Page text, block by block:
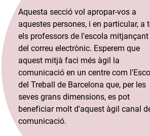
Aquesta secció vol apropar-vos a
aquestes persones, i en particular, a
els professors de l'escola
del correu electrònic. Esperem que
aquest mitjà faci més àgil la
comunicació en un centre com
del Treball de Barcelona que, per les
seves grans dimensions, es pot
beneficiar molt d'aquest àgil canal
comunicació.​